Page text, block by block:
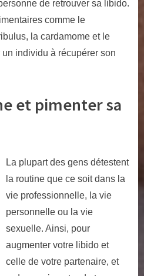
de retrouver sa libido.
comme le
la cardamome et le
individu à récupérer son
et pimenter sa
La plupart des gens détestent
la routine que ce soit dans la
vie professionnelle, la vie
personnelle ou la vie
sexuelle. Ainsi, pour
augmenter votre libido et
celle de votre partenaire, et